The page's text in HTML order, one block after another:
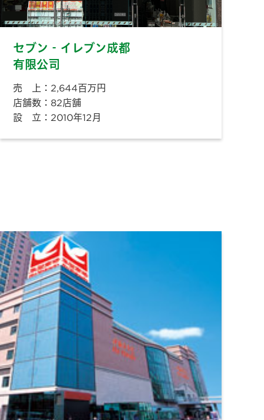
セブン‐イレブン成都
有限公司
売 上：2,644百万円
店舗数：82店舗
設 立：2010年12月